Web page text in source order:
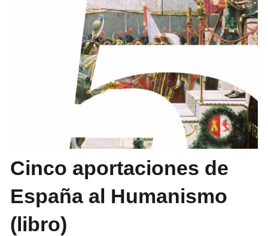
Cinco aportaciones de
España al Humanismo
(libro)